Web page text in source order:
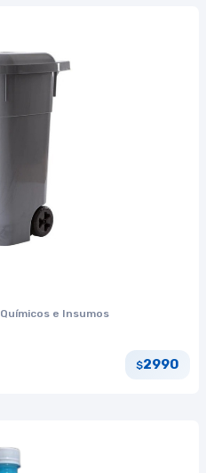
Químicos e Insumos
$2990